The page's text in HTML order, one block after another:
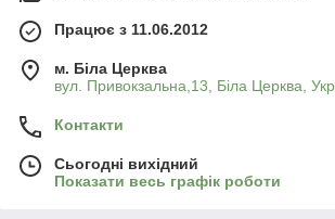
Працює з 11.06.2012
м. Біла Церква
вул. Привокзальна,13, Біла Церква,
Контакти
Сьогодні вихідний
Показати весь графік роботи